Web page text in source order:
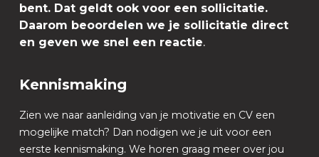
bent. Dat geldt ook voor een sollicitatie.
Daarom beoordelen we je sollicitatie direct
en geven we snel een reactie.
Kennismaking
Zien we naar aanleiding van je motivatie en CV een
mogelijke match? Dan nodigen we je uit voor een
eerste kennismaking. We horen graag meer over jou